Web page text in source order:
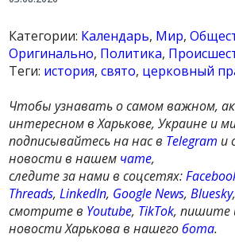
Категории: Календарь, Мир,
Оригинально, Политика,
Теги: история,свято, церковный
Чтобы узнавать о самом важном,
интересном в Харькове, Украине и
подписывайтесь на нас в Telegram и
новости в нашем чате,
следите за нами в соцсетях:
Threads,LinkedIn, Google News,Bluesky,
смотрите в Youtube, TikTok, пишите
новости Харькова в нашегобота.